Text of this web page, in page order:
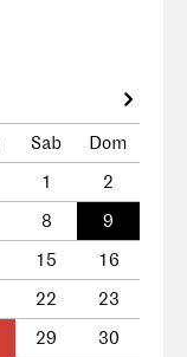
Sab
Dom
1
2
8
9
15
16
22
23
29
30